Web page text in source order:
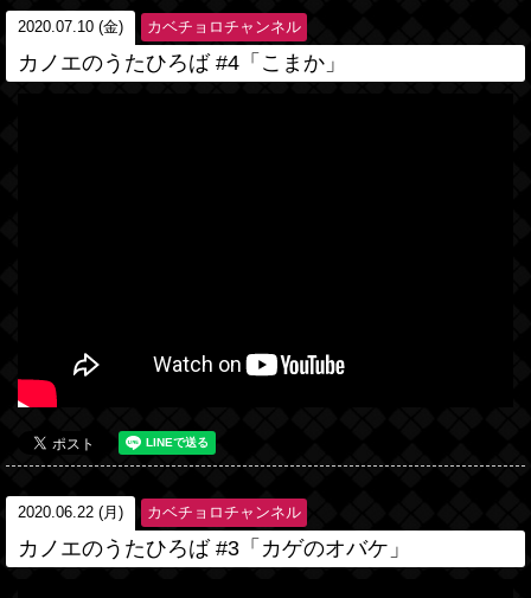
2020.07.10 (金) カベチョロチャンネル
カノエのうたひろば #4「こまか」
2020.06.22 (月) カベチョロチャンネル
カノエのうたひろば #3「カゲのオバケ」